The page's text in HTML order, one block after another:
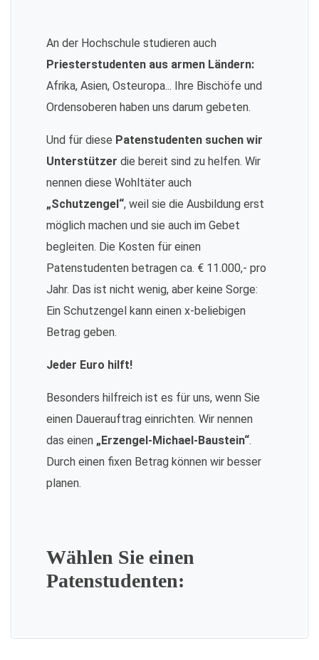
An der Hochschule studieren auch
Priesterstudenten aus armen Ländern:
Afrika, Asien, Osteuropa... Ihre Bischöfe und
Ordensoberen haben uns darum gebeten.
Und für diese Patenstudenten suchen wir
Unterstützer die bereit sind zu helfen. Wir
nennen diese Wohltäter auch
„Schutzengel“, weil sie die Ausbildung erst
möglich machen und sie auch im Gebet
begleiten. Die Kosten für einen
Patenstudenten betragen ca. € 11.000,- pro
Jahr. Das ist nicht wenig, aber keine Sorge:
Ein Schutzengel kann einen x-beliebigen
Betrag geben.
Jeder Euro hilft!
Besonders hilfreich ist es für uns, wenn Sie
einen Dauerauftrag einrichten. Wir nennen
das einen „Erzengel-Michael-Baustein“.
Durch einen fixen Betrag können wir besser
planen.
Wählen Sie einen
Patenstudenten: